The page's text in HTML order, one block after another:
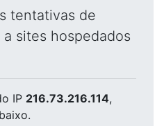
tentativas de
sites hospedados
IP 216.73.216.114,